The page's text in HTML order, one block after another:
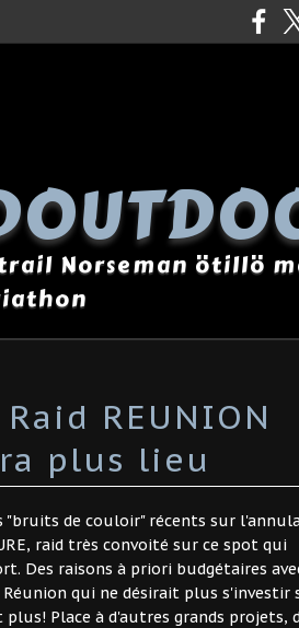
Norseman ötillö
REUNION
plus lieu
"bruits de couloir" récents sur
raid très convoité sur ce spot qui
Des raisons à priori budgétaires
qui ne désirait plus s'investir
Place à d'autres grands projets,